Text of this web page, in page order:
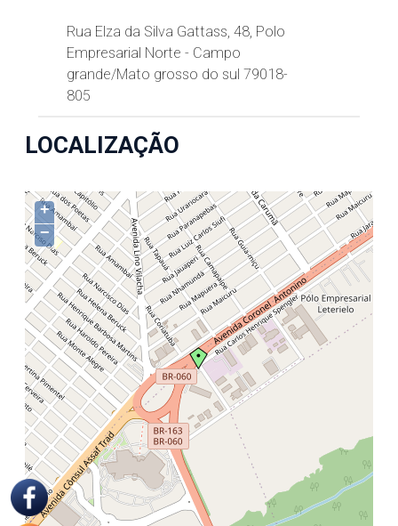
Rua Elza da Silva Gattass, 48, Polo
Empresarial Norte - Campo
grande/Mato grosso do sul 79018-
805
LOCALIZAÇÃO
+
−